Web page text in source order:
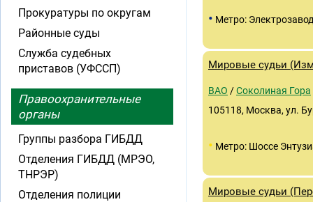
• Метро:
Мировые судьи
ВАО /Соколиная Гора
105118, Москва, ул.
• Метро: Шоссе
Мировые судьи
Прокуратуры по округам
Районные суды
Служба судебных
приставов (УФССП)
Правоохранительные
органы
Группы разбора ГИБДД
Отделения ГИБДД (МРЭО,
ТНРЭР)
Отделения полиции